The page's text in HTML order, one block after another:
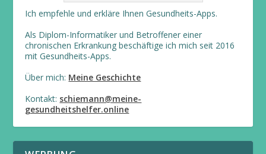
Ich empfehle und erkläre Ihnen Gesundheits-Apps.
Als Diplom-Informatiker und Betroffener einer
chronischen Erkrankung beschäftige ich mich seit 2016
mit Gesundheits-Apps.
Über mich: Meine Geschichte
Kontakt: schiemann@meine-
gesundheitshelfer.online